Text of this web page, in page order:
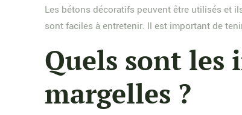
Les bétons décoratifs peuvent être utilisés et
sont faciles à entretenir. Il est important de
Quels sont les
margelles ?